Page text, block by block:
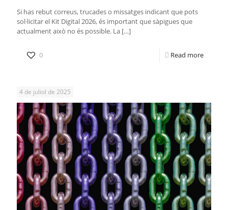
Si has rebut correus, trucades o missatges indicant que pots
sol·licitar el Kit Digital 2026, és important que sàpigues que
actualment això no és possible. La […]
0 Read more
4 de juliol de 2025